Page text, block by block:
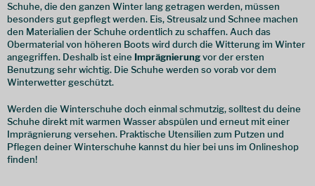
Schuhe, die den ganzen Winter lang getragen werden, müssen
besonders gut gepflegt werden. Eis, Streusalz und Schnee machen
den Materialien der Schuhe ordentlich zu schaffen. Auch das
Obermaterial von höheren Boots wird durch die Witterung im Winter
angegriffen. Deshalb ist eine Imprägnierungvor der ersten
Benutzung sehr wichtig. Die Schuhe werden so vorab vor dem
Winterwetter geschützt.
Werden die Winterschuhe doch einmal schmutzig, solltest du deine
Schuhe direkt mit warmen Wasser abspülen und erneut mit einer
Imprägnierung versehen. Praktische Utensilien zum Putzen und
Pflegen deiner Winterschuhe kannst du hier bei uns im Onlineshop
finden!